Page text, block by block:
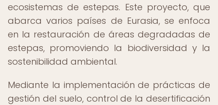
ecosistemas de estepas. Este proyecto, que
abarca varios países de Eurasia, se enfoca
en la restauración de áreas degradadas de
estepas, promoviendo la biodiversidad y la
sostenibilidad ambiental.
Mediante la implementación de prácticas de
gestión del suelo, control de la desertificación